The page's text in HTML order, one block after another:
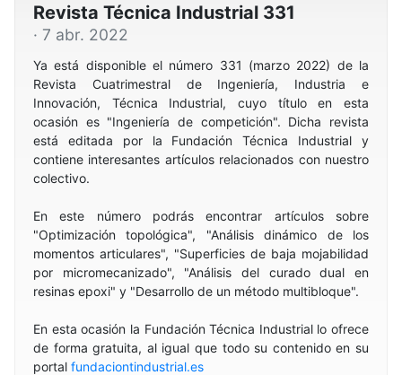
Revista Técnica Industrial 331
· 7 abr. 2022
Ya está disponible el número 331 (marzo 2022) de la
Revista Cuatrimestral de Ingeniería, Industria e
Innovación, Técnica Industrial, cuyo título en esta
ocasión es "Ingeniería de competición". Dicha revista
está editada por la Fundación Técnica Industrial y
contiene interesantes artículos relacionados con nuestro
colectivo.
En este número podrás encontrar artículos sobre
"Optimización topológica", "Análisis dinámico de los
momentos articulares", "Superficies de baja mojabilidad
por micromecanizado", "Análisis del curado dual en
resinas epoxi" y "Desarrollo de un método multibloque".
En esta ocasión la Fundación Técnica Industrial lo ofrece
de forma gratuita, al igual que todo su contenido en su
portal fundaciontindustrial.es